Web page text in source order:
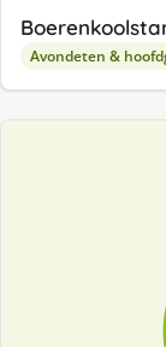
Avondeten &